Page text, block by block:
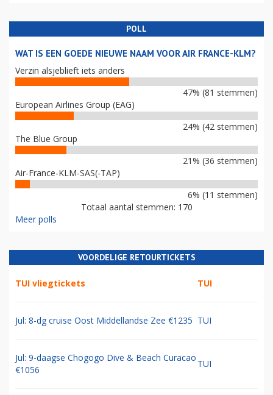
POLL
WAT IS EEN GOEDE NIEUWE NAAM VOOR AIR FRANCE-KLM?
Verzin alsjeblieft iets anders
47% (81 stemmen)
European Airlines Group (EAG)
24% (42 stemmen)
The Blue Group
21% (36 stemmen)
Air-France-KLM-SAS(-TAP)
6% (11 stemmen)
Totaal aantal stemmen: 170
Meer polls
VOORDELIGE RETOURTICKETS
TUI vliegtickets TUI
Jul: 8-dg cruise Oost Middellandse Zee €1235 TUI
Jul: 9-daagse Chogogo Dive & Beach Curacao
€1056
TUI